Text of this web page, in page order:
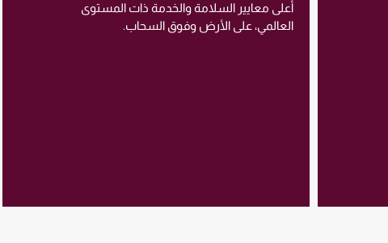
أعلى معايير السلامة والخدمة ذات المستوى
العالمي، على الأرض وفوق السحاب.